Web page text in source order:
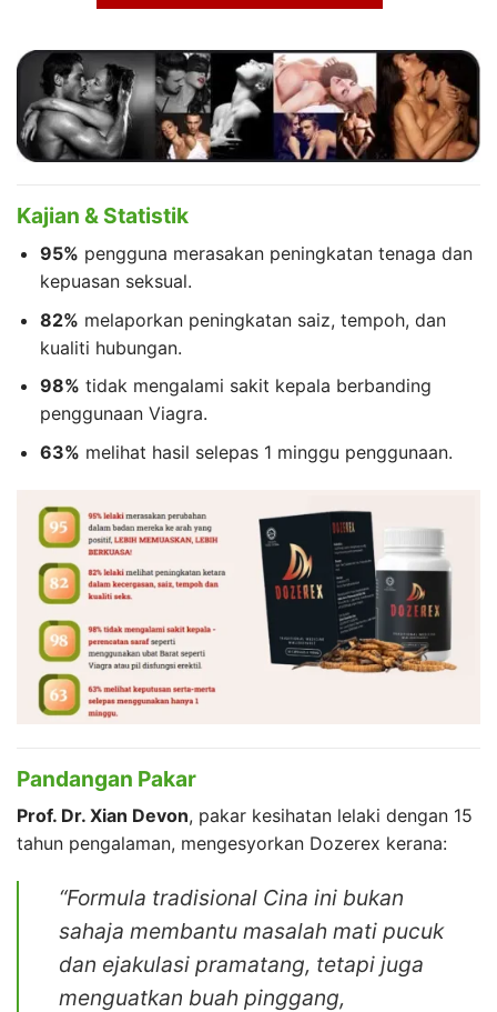
Kajian & Statistik
95% pengguna merasakan peningkatan tenaga dan
kepuasan seksual.
82% melaporkan peningkatan saiz, tempoh, dan
kualiti hubungan.
98% tidak mengalami sakit kepala berbanding
penggunaan Viagra.
63% melihat hasil selepas 1 minggu penggunaan.
Pandangan Pakar
Prof. Dr. Xian Devon, pakar kesihatan lelaki dengan 15
tahun pengalaman, mengesyorkan Dozerex kerana:
“Formula tradisional Cina ini bukan
sahaja membantu masalah mati pucuk
dan ejakulasi pramatang, tetapi juga
menguatkan buah pinggang,